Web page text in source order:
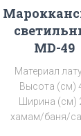
MD-49
Материал
Высота (см)
Ширина (см)
хамам/баня/